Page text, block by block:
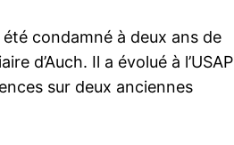
condamné à deux ans de
d’Auch. Il a évolué à l’USAP
sur deux anciennes